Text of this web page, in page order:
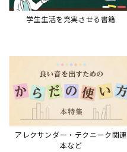
学生生活を充実させる書籍
アレクサンダー・テクニーク関連
本など